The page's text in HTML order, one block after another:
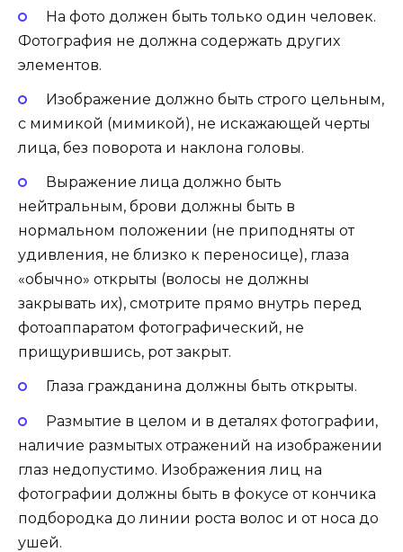
На фото должен быть только один человек.
Фотография не должна содержать других
элементов.
Изображение должно быть строго цельным,
с мимикой (мимикой), не искажающей черты
лица, без поворота и наклона головы.
Выражение лица должно быть
нейтральным, брови должны быть в
нормальном положении (не приподняты от
удивления, не близко к переносице), глаза
«обычно» открыты (волосы не должны
закрывать их), смотрите прямо внутрь перед
фотоаппаратом фотографический, не
прищурившись, рот закрыт.
Глаза гражданина должны быть открыты.
Размытие в целом и в деталях фотографии,
наличие размытых отражений на изображении
глаз недопустимо. Изображения лиц на
фотографии должны быть в фокусе от кончика
подбородка до линии роста волос и от носа до
ушей.